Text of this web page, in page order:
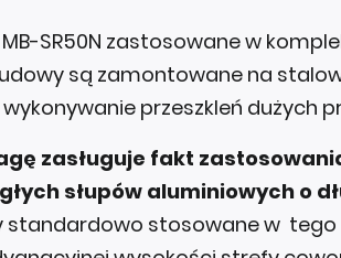
SR50N zastosowane w
są zamontowane na
przeszkleń dużych
zasługuje fakt
słupów aluminiowych o
standardowo stosowane w tego